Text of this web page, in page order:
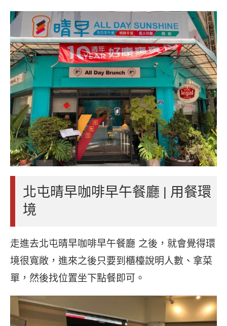
北屯晴早咖啡早午餐廳 | 用餐環
境
走進去北屯晴早咖啡早午餐廳 之後，就會覺得環
境很寬敞，進來之後只要到櫃檯說明人數、拿菜
單，然後找位置坐下點餐即可。